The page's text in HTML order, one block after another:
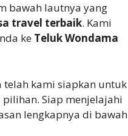
bawah lautnya yang
travel terbaik. Kami
ke Teluk Wondama
telah kami siapkan untuk
pilihan. Siap menjelajahi
lengkapnya di bawah